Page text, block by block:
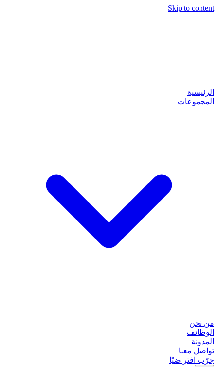
Skip to content
الرئيسية
المجموعات
من نحن
الوظائف
المدونة
تواصل معنا
جرّب افتراضيًا